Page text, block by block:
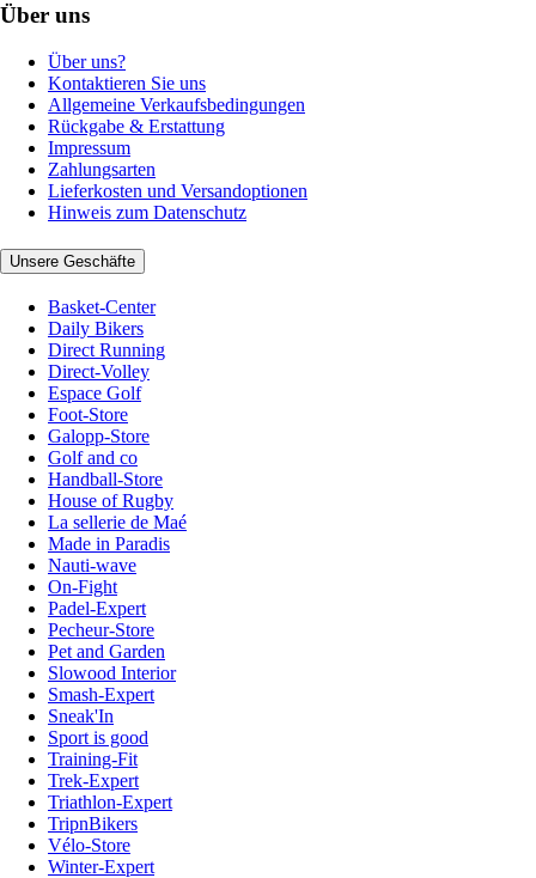
Über uns
Über uns?
Kontaktieren Sie uns
Allgemeine Verkaufsbedingungen
Rückgabe & Erstattung
Impressum
Zahlungsarten
Lieferkosten und Versandoptionen
Hinweis zum Datenschutz
Unsere Geschäfte
Basket-Center
Daily Bikers
Direct Running
Direct-Volley
Espace Golf
Foot-Store
Galopp-Store
Golf and co
Handball-Store
House of Rugby
La sellerie de Maé
Made in Paradis
Nauti-wave
On-Fight
Padel-Expert
Pecheur-Store
Pet and Garden
Slowood Interior
Smash-Expert
Sneak'In
Sport is good
Training-Fit
Trek-Expert
Triathlon-Expert
TripnBikers
Vélo-Store
Winter-Expert